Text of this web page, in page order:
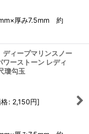
厚み7.5mm 約
ディープマリンスノー
ーストーン レディ
瓊勾玉
: 2,150円]